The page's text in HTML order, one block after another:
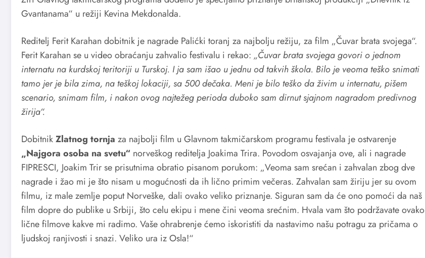
Gvantanama“ u režiji Kevina Mekdonalda.
Reditelj Ferit Karahan dobitnik je nagrade Palićki toranj za najbolju režiju, za film „Čuvar brata svojega“.
Ferit Karahan se u video obraćanju zahvalio festivalu i rekao: „Čuvar brata svojega govori o jednom
internatu na kurdskoj teritoriji u Turskoj. I ja sam išao u jednu od takvih škola. Bilo je veoma teško snimati
tamo jer je bila zima, na teškoj lokaciji, sa 500 dečaka. Meni je bilo teško da živim u internatu, pišem
scenario, snimam film, i nakon ovog najtežeg perioda duboko sam dirnut sjajnom nagradom predivnog
žirija“.
DobitnikZlatnog tornja za najbolji film u Glavnom takmičarskom programu festivala je ostvarenje
„Najgora osoba na svetu“ norveškog reditelja Joakima Trira. Povodom osvajanja ove, ali i nagrade
FIPRESCI, Joakim Trir se prisutnima obratio pisanom porukom: „Veoma sam srećan i zahvalan zbog dve
nagrade i žao mi je što nisam u mogućnosti da ih lično primim večeras. Zahvalan sam žiriju jer su ovom
filmu, iz male zemlje poput Norveške, dali ovako veliko priznanje. Siguran sam da će ono pomoći da naš
film dopre do publike u Srbiji, što celu ekipu i mene čini veoma srećnim. Hvala vam što podržavate ovako
lične filmove kakve mi radimo. Vaše ohrabrenje ćemo iskoristiti da nastavimo našu potragu za pričama o
ljudskoj ranjivosti i snazi. Veliko ura iz Osla!“